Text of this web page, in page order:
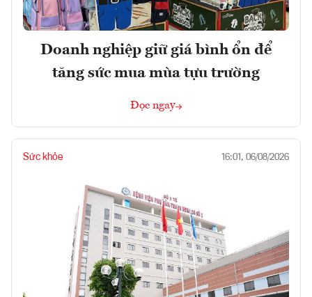
Doanh nghiệp giữ giá bình ổn để
tăng sức mua mùa tựu trường
Đọc ngay
Sức khỏe 16:01, 06/08/2026